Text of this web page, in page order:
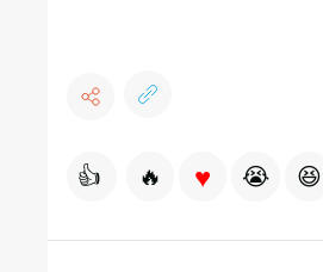
👍 🔥 ♥ 😭 😆